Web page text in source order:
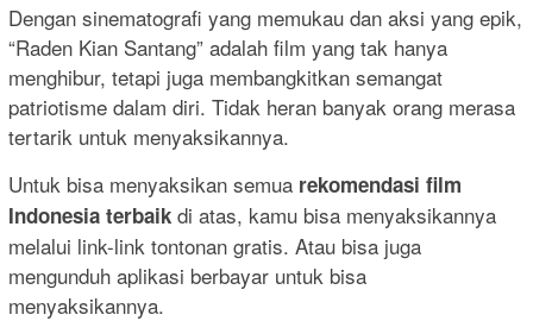
Dengan sinematografi yang memukau dan aksi yang epik,
“Raden Kian Santang” adalah film yang tak hanya
menghibur, tetapi juga membangkitkan semangat
patriotisme dalam diri. Tidak heran banyak orang merasa
tertarik untuk menyaksikannya.
Untuk bisa menyaksikan semua rekomendasi film
Indonesia terbaik di atas, kamu bisa menyaksikannya
melalui link-link tontonan gratis. Atau bisa juga
mengunduh aplikasi berbayar untuk bisa
menyaksikannya.